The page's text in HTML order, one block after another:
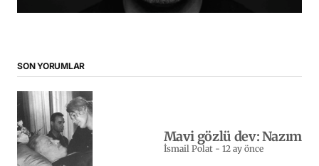
SON YORUMLAR
Mavi gözlü dev: Nazım
İsmail Polat- 12 ay önce